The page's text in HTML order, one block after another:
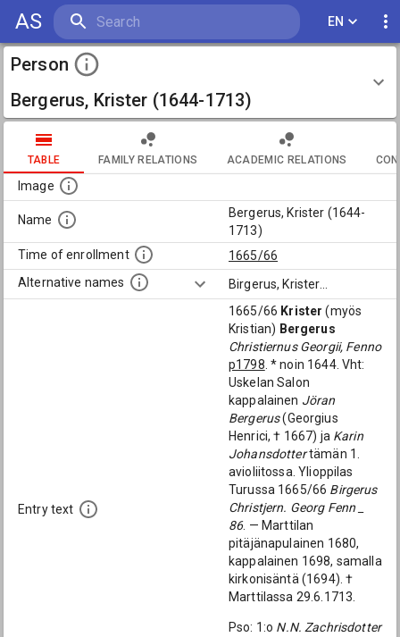
AS EN
Person
Bergerus, Krister (1644-1713)
TABLE FAMILY RELATIONS ACADEMIC RELATIONS
Image
Name
Bergerus, Krister (1644-
1713)
Time of enrollment
1665/66
Alternative names
Birgerus, Krister...
Entry text
1665/66 Krister (myös
Kristian) Bergerus
Christiernus Georgii, Fenno
p1798 . * noin 1644. Vht:
Uskelan Salon
kappalainen Jöran
Bergerus(Georgius
Henrici, † 1667) ja Karin
Johansdottertämän 1.
avioliitossa. Ylioppilas
Turussa 1665/66 Birgerus
Christjern. Georg Fenn _
86. — Marttilan
pitäjänapulainen 1680,
kappalainen 1698, samalla
kirkonisäntä (1694). †
Marttilassa 29.6.1713.
Pso: 1:o N.N. Zachrisdotter